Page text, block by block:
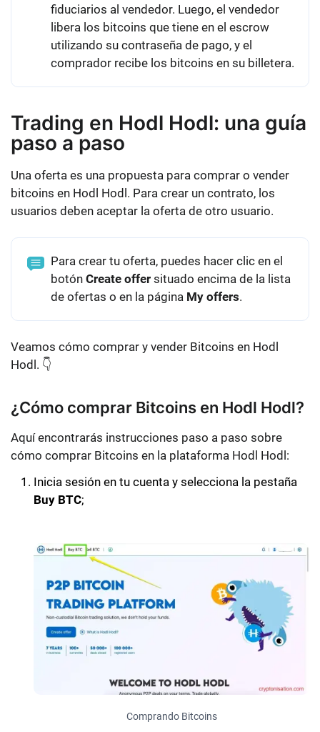
fiduciarios al vendedor. Luego, el vendedor
libera los bitcoins que tiene en el escrow
utilizando su contraseña de pago, y el
comprador recibe los bitcoins en su billetera.
Trading en Hodl Hodl: una guía
paso a paso
Una oferta es una propuesta para comprar o vender
bitcoins en Hodl Hodl. Para crear un contrato, los
usuarios deben aceptar la oferta de otro usuario.
Para crear tu oferta, puedes hacer clic en el
botón Create offer situado encima de la lista
de ofertas o en la página My offers.
Veamos cómo comprar y vender Bitcoins en Hodl
Hodl. 👇
¿Cómo comprar Bitcoins en Hodl Hodl?
Aquí encontrarás instrucciones paso a paso sobre
cómo comprar Bitcoins en la plataforma Hodl Hodl:
Inicia sesión en tu cuenta y selecciona la pestaña
Buy BTC;
Comprando Bitcoins